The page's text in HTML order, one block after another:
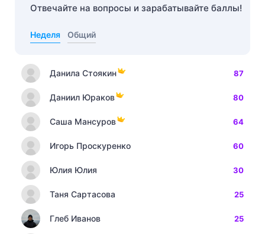
Отвечайте на вопросы и зарабатывайте баллы!
Неделя Общий
Данила Стоякин 87
Даниил Юраков 80
Саша Мансуров 64
Игорь Проскуренко 60
Юлия Юлия 30
Таня Сартасова 25
Глеб Иванов 25